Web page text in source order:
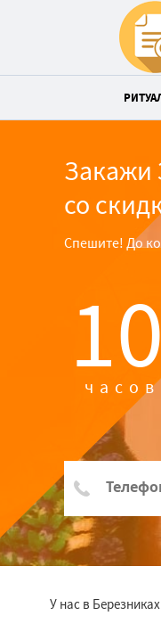
Закажи
со
Спешите! До
10
часов
У нас в